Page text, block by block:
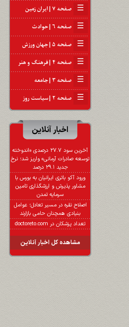
☰ صفحه ۷ | ایران زمین
☰ صفحه ۶ | حوادث
☰ صفحه ۵ | جهان ورزش
☰ صفحه ۴ | فرهنگ و هنر
☰ صفحه ۳ | جامعه
☰ صفحه ۲ | سیاست روز
اخبار آنلاین
آخرین سود ۲۷.۷ درصدی «اندوخته
توسعه صادرات آرمانی» واریز شد؛ نرخ
جدید ۲۹.۱ درصد
ورود آکو باتری ایرانیان به بورس با
مشاور پذیرش و ارزشگذاری تامین
سرمایه تمدن
اصلاح نقره در مسیر تعادل؛ عوامل
بنیادی همچنان حامی بازارند
تعداد پزشکان در doctoreto.com
مشاهده کل اخبار آنلاین